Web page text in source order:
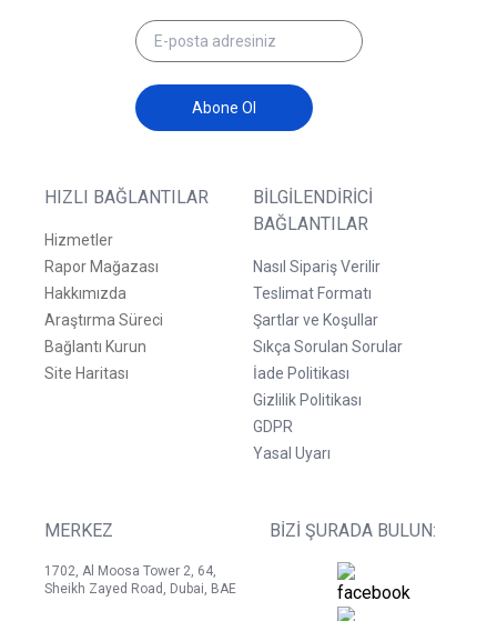
HIZLI BAĞLANTILAR
Hizmetler
Rapor Mağazası
Hakkımızda
Araştırma Süreci
Bağlantı Kurun
Site Haritası
BILGILENDIRICI
BAĞLANTILAR
Nasıl Sipariş Verilir
Teslimat Formatı
Şartlar ve Koşullar
Sıkça Sorulan Sorular
İade Politikası
Gizlilik Politikası
GDPR
Yasal Uyarı
MERKEZ
1702, Al Moosa Tower 2, 64,
Sheikh Zayed Road, Dubai, BAE
BIZI ŞURADA BULUN:
Abone Ol